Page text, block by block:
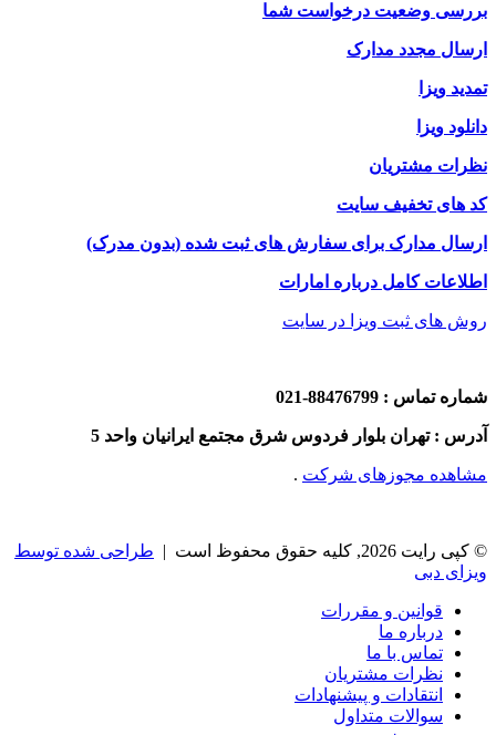
بررسی وضعیت درخواست شما
ارسال مجدد مدارک
تمدید ویزا
دانلود ویزا
نظرات مشتریان
کد های تخفیف سایت
ارسال مدارک برای سفارش های ثبت شده (بدون مدرک)
اطلاعات کامل درباره امارات
روش های ثبت ویزا در سایت
شماره تماس : 88476799-021
آدرس : تهران بلوار فردوس شرق مجتمع ایرانیان واحد 5
مشاهده مجوزهای شرکت .
© کپی رایت 2026, کلیه حقوق محفوظ است |
طراحی شده توسط
ویزای دبی
قوانین و مقررات
درباره ما
تماس با ما
نظرات مشتریان
انتقادات و پیشنهادات
سوالات متداول